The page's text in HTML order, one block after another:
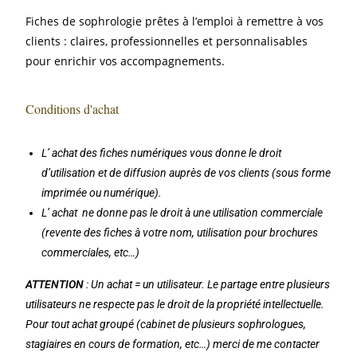
Fiches de sophrologie prêtes à l’emploi à remettre à vos
clients : claires, professionnelles et personnalisables
pour enrichir vos accompagnements.
Conditions d'achat
L’ achat des fiches numériques vous donne le droit
d’utilisation et de diffusion auprès de vos clients (sous forme
imprimée ou numérique).
L’ achat ne donne pas le droit à une utilisation commerciale
(revente des fiches à votre nom, utilisation pour brochures
commerciales, etc…)
ATTENTION: Un achat = un utilisateur. Le partage entre plusieurs
utilisateurs ne respecte pas le droit de la propriété intellectuelle.
Pour tout achat groupé (cabinet de plusieurs sophrologues,
stagiaires en cours de formation, etc…) merci de me contacter